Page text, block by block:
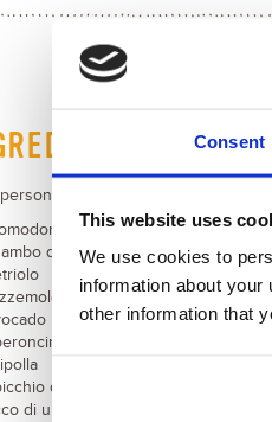
Consent
This website uses
We use cookies to
information about
other information that
di sedano
d’aglio
di un lime